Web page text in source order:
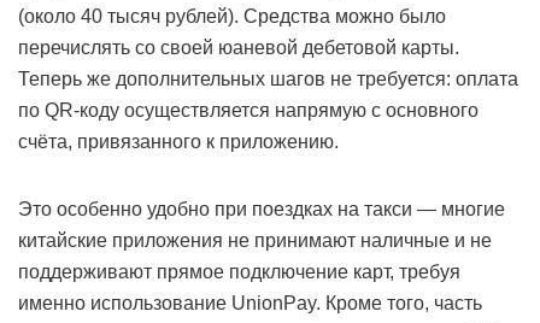
(около 40 тысяч рублей). Средства можно было
перечислять со своей юаневой дебетовой карты.
Теперь же дополнительных шагов не требуется: оплата
по QR-коду осуществляется напрямую с основного
счёта, привязанного к приложению.
Это особенно удобно при поездках на такси — многие
китайские приложения не принимают наличные и не
поддерживают прямое подключение карт, требуя
именно использование UnionPay. Кроме того, часть